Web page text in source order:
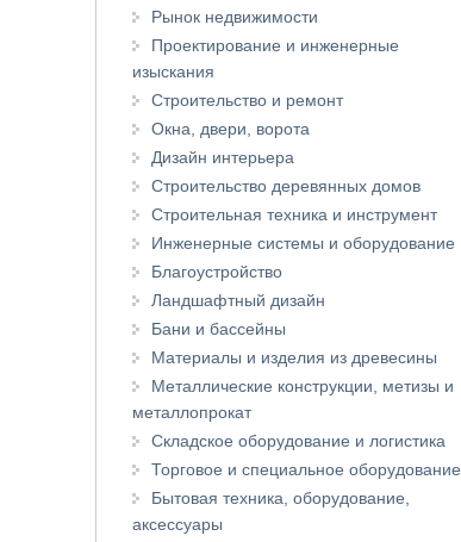
Рынок недвижимости
Проектирование и инженерные
изыскания
Строительство и ремонт
Окна, двери, ворота
Дизайн интерьера
Строительство деревянных домов
Строительная техника и инструмент
Инженерные системы и оборудование
Благоустройство
Ландшафтный дизайн
Бани и бассейны
Материалы и изделия из древесины
Металлические конструкции, метизы и
металлопрокат
Складское оборудование и логистика
Торговое и специальное оборудование
Бытовая техника, оборудование,
аксессуары